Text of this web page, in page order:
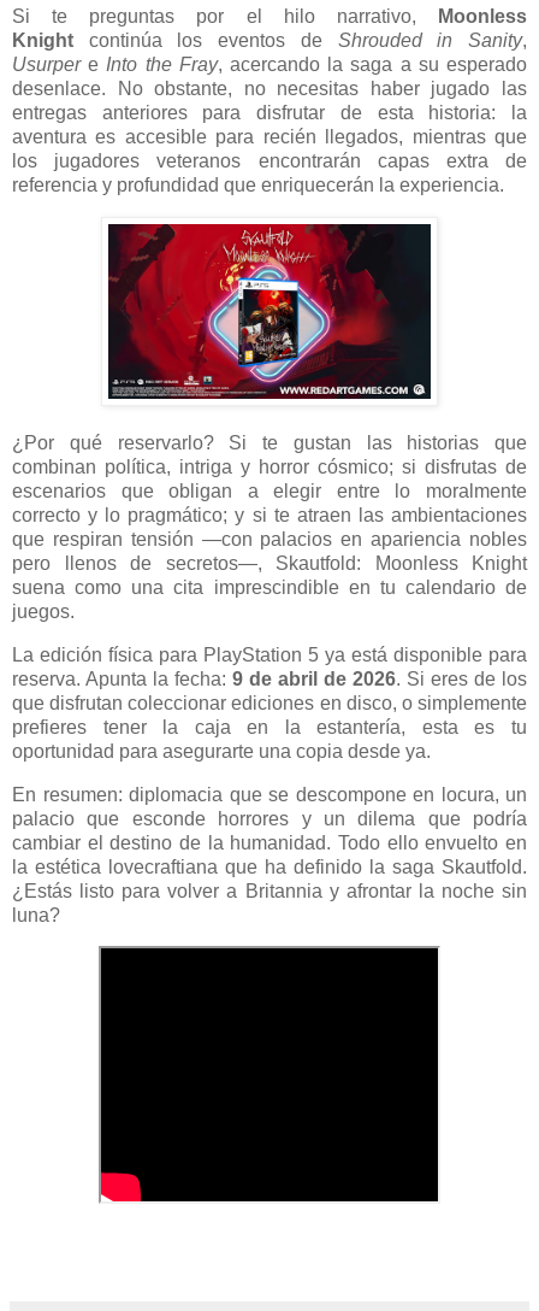
Si te preguntas por el hilo narrativo,
Moonless
Knight continúa los eventos de Shrouded in Sanity,
Usurpere Into the Fray, acercando la saga a su esperado
desenlace. No obstante, no necesitas haber jugado las
entregas anteriores para disfrutar de esta historia: la
aventura es accesible para recién llegados, mientras que
los jugadores veteranos encontrarán capas extra de
referencia y profundidad que enriquecerán la experiencia.
¿Por qué reservarlo? Si te gustan las historias que
combinan política, intriga y horror cósmico; si disfrutas de
escenarios que obligan a elegir entre lo moralmente
correcto y lo pragmático; y si te atraen las ambientaciones
que respiran tensión —con palacios en apariencia nobles
pero llenos de secretos—, Skautfold: Moonless Knight
suena como una cita imprescindible en tu calendario de
juegos.
La edición física para PlayStation 5 ya está disponible para
reserva. Apunta la fecha: 9 de abril de 2026. Si eres de los
que disfrutan coleccionar ediciones en disco, o simplemente
prefieres tener la caja en la estantería, esta es tu
oportunidad para asegurarte una copia desde ya.
En resumen: diplomacia que se descompone en locura, un
palacio que esconde horrores y un dilema que podría
cambiar el destino de la humanidad. Todo ello envuelto en
la estética lovecraftiana que ha definido la saga Skautfold.
¿Estás listo para volver a Britannia y afrontar la noche sin
luna?